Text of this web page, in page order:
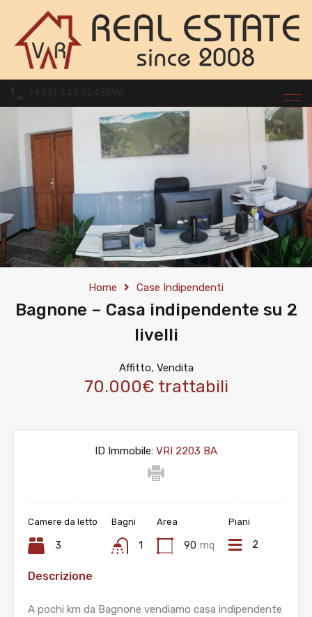
Home Case Indipendenti
Bagnone – Casa indipendente su 2
livelli
Affitto, Vendita
70.000€ trattabili
ID Immobile: VRI 2203 BA
Camere da letto
3
Bagni
1
Area
90 mq
Piani
2
Descrizione
A pochi km da Bagnone vendiamo casa indipendente